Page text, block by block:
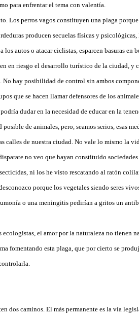
para enfrentar el tema con valentía.
Los perros vagos constituyen una plaga
producen secuelas físicas y
los autos o atacar ciclistas, esparcen basuras en
en riesgo el desarrollo turístico de la ciudad,
hay posibilidad de control sin ambos
que se hacen llamar defensores de los
dudar en la necesidad de educar en la
de animales, pero, seamos serios, esas
calles de nuestra ciudad. No vale lo mismo la
no veo que hayan constituido sociedades
ni los he visto rescatando al ratón
porque los vegetales siendo seres
o una meningitis pedirían a gritos un
el amor por la naturaleza no tienen
fomentando esta plaga, que por cierto se
dos caminos. El más permanente es la vía